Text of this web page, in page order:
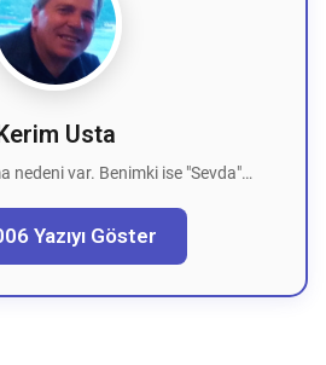
Usta
nedeni var. Benimki ise "Sevda"…
Yazıyı Göster